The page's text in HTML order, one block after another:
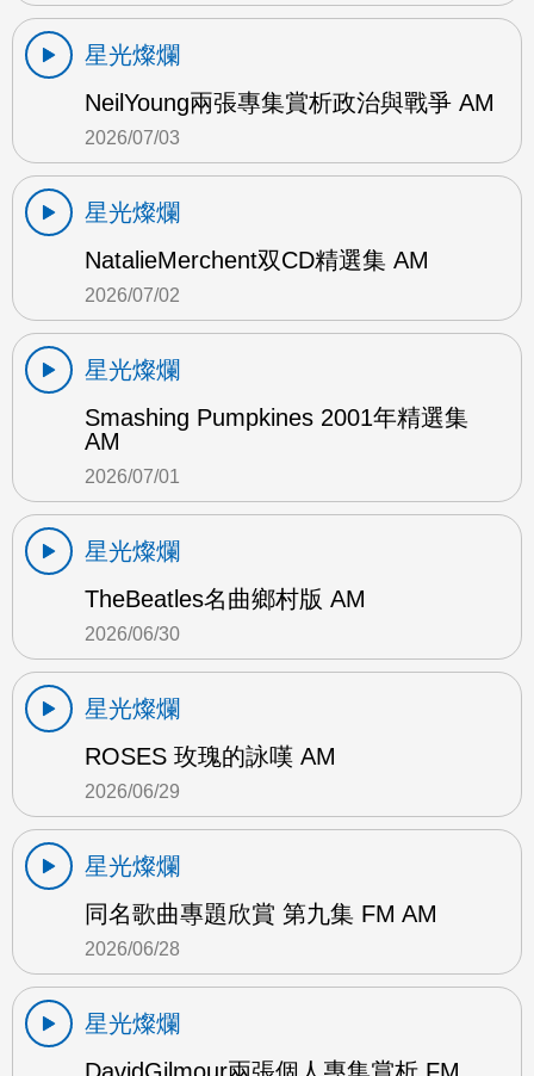
星光燦爛
NeilYoung兩張專集賞析政治與戰爭 AM
2026/07/03
星光燦爛
NatalieMerchent双CD精選集 AM
2026/07/02
星光燦爛
Smashing Pumpkines 2001年精選集
AM
2026/07/01
星光燦爛
TheBeatles名曲鄉村版 AM
2026/06/30
星光燦爛
ROSES 玫瑰的詠嘆 AM
2026/06/29
星光燦爛
同名歌曲專題欣賞 第九集 FM AM
2026/06/28
星光燦爛